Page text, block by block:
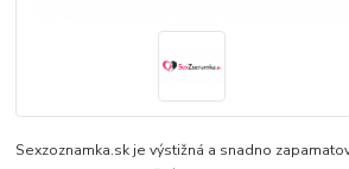
Sexzoznamka.sk je výstižná a snadno